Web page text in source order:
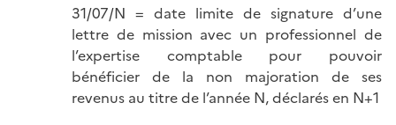
31/07/N = date limite de signature d’une
lettre de mission avec un professionnel de
l’expertise comptable pour pouvoir
bénéficier de la non majoration de ses
revenus au titre de l’année N, déclarés en N+1